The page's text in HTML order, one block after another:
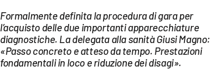
LAC NETWORK
LAC ONAIR
Formalmente definita la procedura di gara per
l’acquisto delle due importanti apparecchiature
diagnostiche. La delegata alla sanità Giusi Magno:
«Passo concreto e atteso da tempo. Prestazioni
fondamentali in loco e riduzione dei disagi».